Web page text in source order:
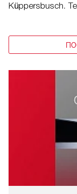
Küppersbusch.